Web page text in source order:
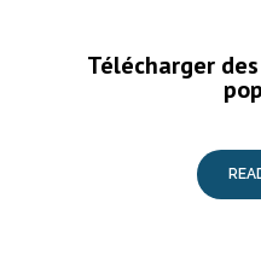
Télécharger